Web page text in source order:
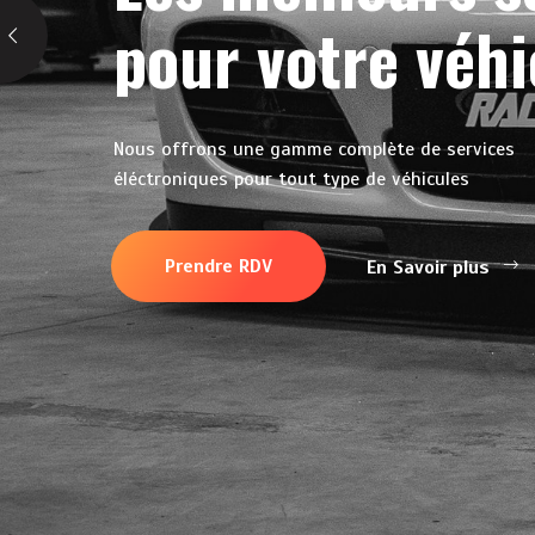
pour votre
Nous offrons une gamme complète de services
éléctroniques pour tout type de véhicules
Prendre RDV En Savoir plus